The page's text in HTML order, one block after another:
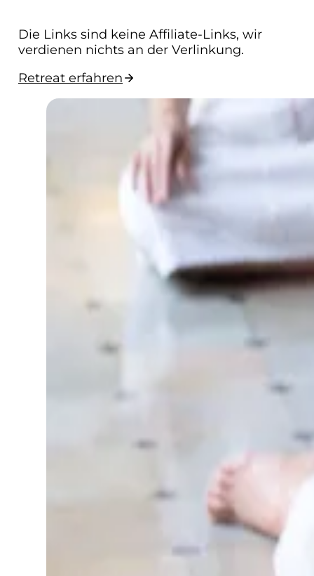
Die Links sind keine Affiliate-Links, wir
verdienen nichts an der Verlinkung.
Retreat erfahren